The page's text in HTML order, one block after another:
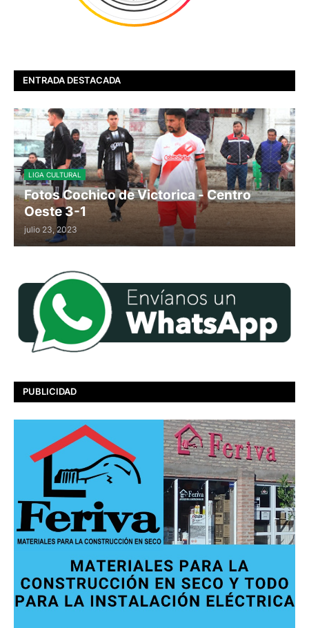
ENTRADA DESTACADA
LIGA CULTURAL
Fotos Cochico de Victorica - Centro
Oeste 3-1
julio 23, 2023
PUBLICIDAD